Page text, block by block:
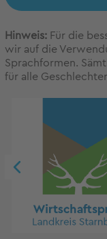
Hinweis: Für die
wir auf die
Sprachformen.
für alle